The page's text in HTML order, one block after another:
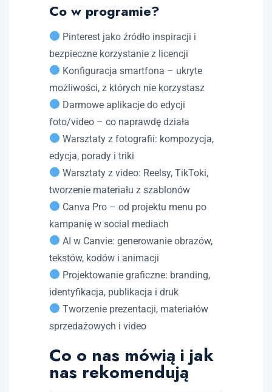
Co w programie?
Pinterest jako źródło inspiracji i
bezpieczne korzystanie z licencji
Konfiguracja smartfona – ukryte
możliwości, z których nie korzystasz
Darmowe aplikacje do edycji
foto/video – co naprawdę działa
Warsztaty z fotografii: kompozycja,
edycja, porady i triki
Warsztaty z video: Reelsy, TikToki,
tworzenie materiału z szablonów
Canva Pro – od projektu menu po
kampanię w social mediach
AI w Canvie: generowanie obrazów,
tekstów, kodów i animacji
Projektowanie graficzne: branding,
identyfikacja, publikacja i druk
Tworzenie prezentacji, materiałów
sprzedażowych i video
Co o nas mówią i jak
nas rekomendują